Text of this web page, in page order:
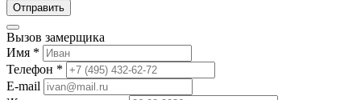
Вызов замерщика
Имя *
Телефон *
E-mail